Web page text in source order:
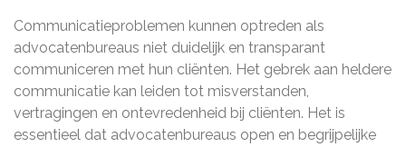
Communicatieproblemen kunnen optreden als
advocatenbureaus niet duidelijk en transparant
communiceren met hun cliënten. Het gebrek aan heldere
communicatie kan leiden tot misverstanden,
vertragingen en ontevredenheid bij cliënten. Het is
essentieel dat advocatenbureaus open en begrijpelijke